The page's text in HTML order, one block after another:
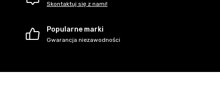
Skontaktuj się z nami!
Popularne marki
Gwarancja niezawodności